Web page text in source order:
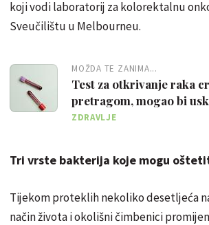
koji vodi laboratorij za kolorektalnu
Sveučilištu u Melbourneu.
MOŽDA TE ZANIMA...
Test za otkrivanje raka
pretragom, mogao bi
dostupan
ZDRAVLJE
Tri vrste bakterija koje mogu
Tijekom proteklih nekoliko desetljeća
način života i okolišni čimbenici